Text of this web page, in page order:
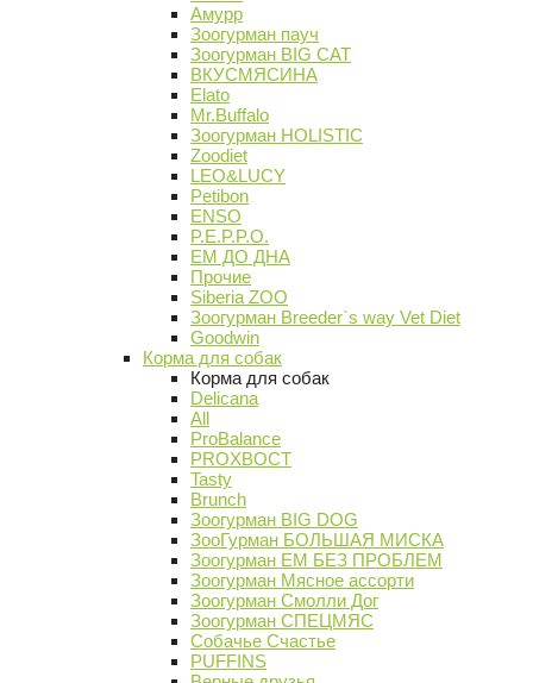
Амурр
Зоогурман пауч
Зоогурман BIG CAT
ВКУСМЯСИНА
Elato
Mr.Buffalo
Зоогурман HOLISTIC
Zoodiet
LEO&LUCY
Petibon
ENSO
P.E.P.P.O.
ЕМ ДО ДНА
Прочие
Siberia ZOO
Зоогурман Breeder`s way Vet Diet
Goodwin
Корма для собак
Корма для собак
Delicana
All
ProBalance
PROХВОСТ
Tasty
Brunch
Зоогурман BIG DOG
ЗооГурман БОЛЬШАЯ МИСКА
Зоогурман ЕМ БЕЗ ПРОБЛЕМ
Зоогурман Мясное ассорти
Зоогурман Смолли Дог
Зоогурман СПЕЦМЯС
Собачье Счастье
PUFFINS